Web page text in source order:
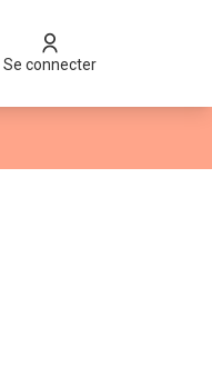
Se connecter